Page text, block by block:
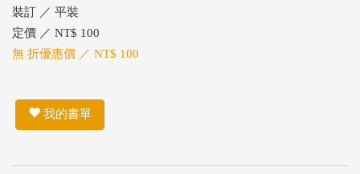
裝訂 ／ 平裝
定價 ／ NT$ 100
無 折優惠價 ／ NT$ 100
我的書單